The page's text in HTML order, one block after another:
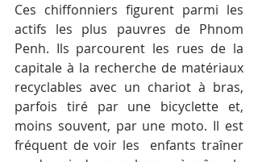
Ces chiffonniers figurent parmi les
actifs les plus pauvres de Phnom
Penh. Ils parcourent les rues de la
capitale à la recherche de matériaux
recyclables avec un chariot à bras,
parfois tiré par une bicyclette et,
moins souvent, par une moto. Il est
fréquent de voir les  enfants traîner